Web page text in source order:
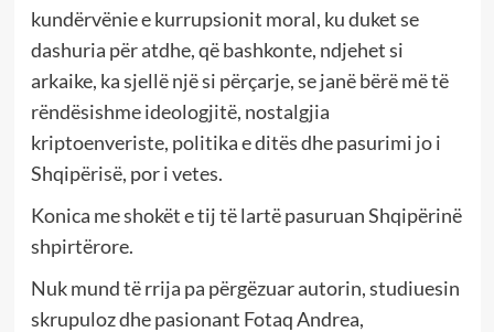
kundërvënie e kurrupsionit moral, ku duket se
dashuria për atdhe, që bashkonte, ndjehet si
arkaike, ka sjellë një si përçarje, se janë bërë më të
rëndësishme ideologjitë, nostalgjia
kriptoenveriste, politika e ditës dhe pasurimi jo i
Shqipërisë, por i vetes.
Konica me shokët e tij të lartë pasuruan Shqipërinë
shpirtërore.
Nuk mund të rrija pa përgëzuar autorin, studiuesin
skrupuloz dhe pasionant Fotaq Andrea,